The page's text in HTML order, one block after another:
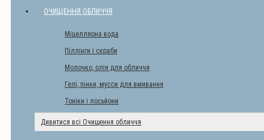
ОЧИЩЕННЯ ОБЛИЧЧЯ
Міцеллярна вода
Піллінги і скраби
Молочко, олія для обличчя
Гелі, пінки, мусси для вмивання
Тоніки і лосьйони
Дивитися всі Очищення обличчя